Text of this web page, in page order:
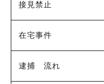
接見禁止
在宅事件
逮捕 流れ